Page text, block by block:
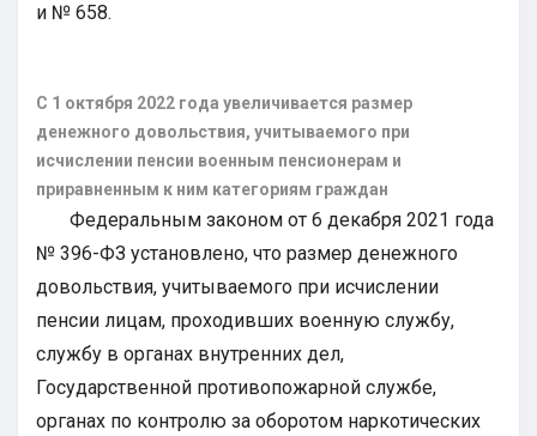
и № 658.
С 1 октября 2022 года увеличивается размер
денежного довольствия, учитываемого при
исчислении пенсии военным пенсионерам и
приравненным к ним категориям граждан
Федеральным законом от 6 декабря 2021 года
№ 396-ФЗ установлено, что размер денежного
довольствия, учитываемого при исчислении
пенсии лицам, проходивших военную службу,
службу в органах внутренних дел,
Государственной противопожарной службе,
органах по контролю за оборотом наркотических